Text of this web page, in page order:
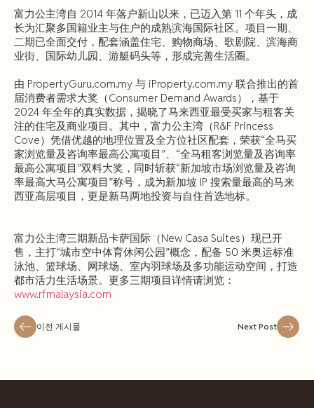
富力公主湾自 2014 年落户新山以来，已迈入第 11 个年头，成
长为汇聚多国籍业主与住户的成熟滨海国际社区。项目一期、
二期已全面交付，配套涵盖住宅、购物商场、歌剧院、滨海商
业街、国际幼儿园、游艇码头等，形成完善生活圈。
由 PropertyGuru.com.my 与 iProperty.com.my 联合推出的首
届消费者需求大奖（Consumer Demand Awards），基于
2024 年全年的真实数据，揭晓了马来西亚最受买家与租客关
注的住宅及商业项目。其中，富力公主湾（R&F Princess
Cove）凭借优越的地理位置及全方位社区配套，荣获“全马买
家浏览量及咨询率最高公寓项目”、“全马租客浏览量及咨询率
最高公寓项目”双料大奖，同时斩获“新加坡市场浏览量及咨询
率最高大马公寓项目”称号，成为新加坡 IP 搜索量最高的马来
西亚高层项目，更是新马两地投资与自住首选地标。
富力公主湾三期新品卡萨国际（New Casa Suites）现已开
售，主打“城市空中体育休闲公园”概念，配备 50 米奥运标准
泳池、篮球场、网球场、室内羽球场及多功能运动空间，打造
都市活力生活场景。更多三期项目详情请浏览：
www.rfmalaysia.com
이전 게시물 Next Post